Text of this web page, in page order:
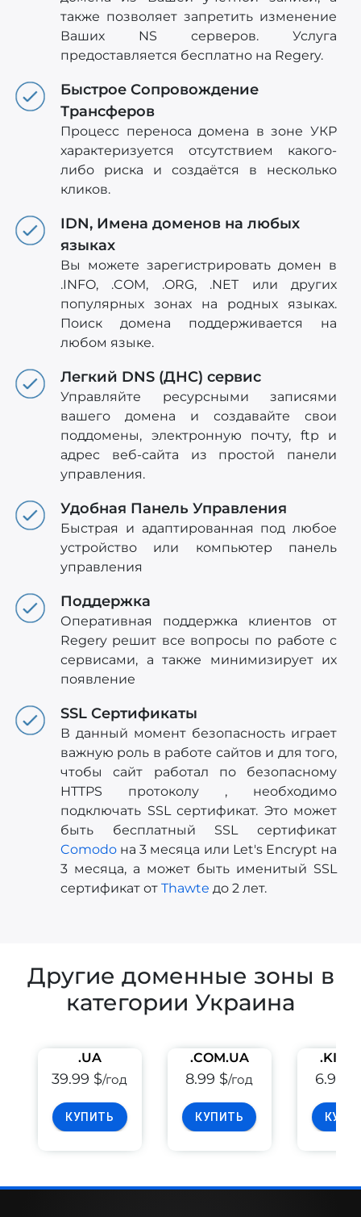
также позволяет запретить изменение
Ваших NS серверов. Услуга
предоставляется бесплатно на Regery.
Быстрое Сопровождение
Трансферов
Процесс переноса домена в зоне УКР
характеризуется отсутствием какого-
либо риска и создаётся в несколько
кликов.
IDN, Имена доменов на любых
языках
Вы можете зарегистрировать домен в
.INFO, .COM, .ORG, .NET или других
популярных зонах на родных языках.
Поиск домена поддерживается на
любом языке.
Легкий DNS (ДНС) сервис
Управляйте ресурсными записями
вашего домена и создавайте свои
поддомены, электронную почту, ftp и
адрес веб-сайта из простой панели
управления.
Удобная Панель Управления
Быстрая и адаптированная под любое
устройство или компьютер панель
управления
Поддержка
Оперативная поддержка клиентов от
Regery решит все вопросы по работе с
сервисами, а также минимизирует их
появление
SSL Сертификаты
В данный момент безопасность играет
важную роль в работе сайтов и для того,
чтобы сайт работал по безопасному
HTTPS протоколу , необходимо
подключать SSL сертификат. Это может
быть бесплатный SSL сертификат
Comodo на 3 месяца или Let's Encrypt на
3 месяца, а может быть именитый SSL
сертификат от Thawte до 2 лет.
Другие доменные зоны в
категории Украина
.UA
39.99 $/год
КУПИТЬ
.COM.UA
8.99 $/год
КУПИТЬ
6.99 $